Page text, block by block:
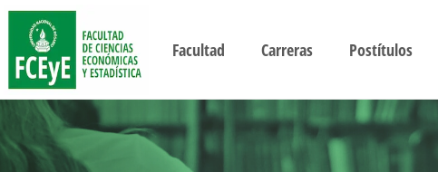
Facultad Carreras Postítulos